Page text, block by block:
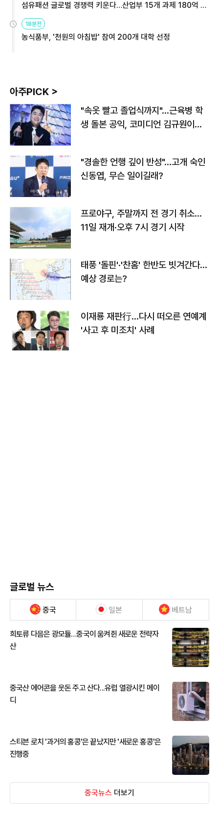
섬유패션 글로벌 경쟁력 키운다…산업부 15개 과제 180억 지
원
18분전
농식품부, '천원의 아침밥' 참여 200개 대학 선정
아주PICK >
"속옷 빨고 졸업식까지"…근육병 학
생 돌본 공익, 코미디언 김규원이었
"경솔한 언행 깊이 반성"…고개 숙인
신동엽, 무슨 일이길래?
프로야구, 주말까지 전 경기 취소…
11일 재개·오후 7시 경기 시작
태풍 '돌핀'·'찬홈' 한반도 빗겨간다…
예상 경로는?
이재룡 재판行…다시 떠오른 연예계
'사고 후 미조치' 사례
글로벌 뉴스
중국 일본 베트남
희토류 다음은 광모듈…중국이 움켜쥔 새로운 전략자
산
중국산 에어콘을 웃돈 주고 산다...유럽 열광시킨 메이
디
스티븐 로치 '과거의 홍콩'은 끝났지만 '새로운 홍콩'은
진행중
중국뉴스 더보기